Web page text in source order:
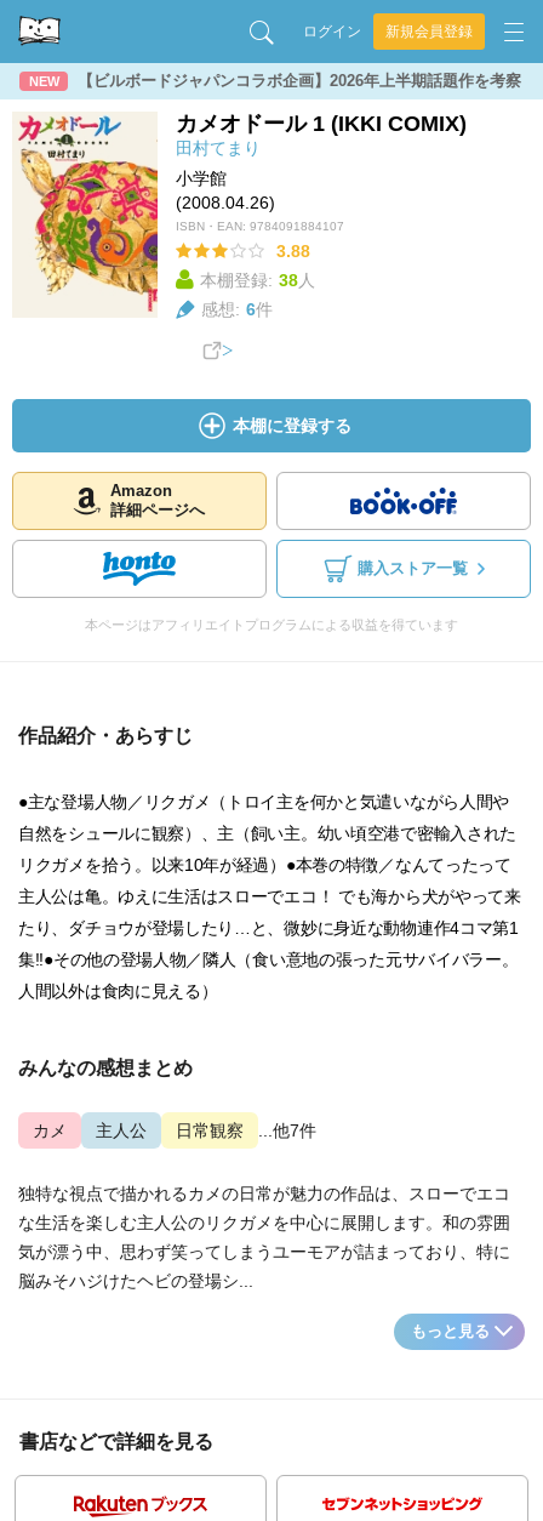
ログイン 新規会員登録
NEW 【ビルボードジャパンコラボ企画】2026年上半期話題作を考察
カメオドール 1 (IKKI COMIX)
田村てまり
小学館
(2008.04.26)
ISBN・EAN: 9784091884107
3.88
本棚登録: 38人
感想: 6件
本棚に登録する
Amazon
詳細ページへ
購入ストア一覧
本ページはアフィリエイトプログラムによる収益を得ています
作品紹介・あらすじ
●主な登場人物／リクガメ（トロイ主を何かと気遣いながら人間や
自然をシュールに観察）、主（飼い主。幼い頃空港で密輸入された
リクガメを拾う。以来10年が経過）●本巻の特徴／なんてったって
主人公は亀。ゆえに生活はスローでエコ！ でも海から犬がやって来
たり、ダチョウが登場したり…と、微妙に身近な動物連作4コマ第1
集!!●その他の登場人物／隣人（食い意地の張った元サバイバラー。
人間以外は食肉に見える）
みんなの感想まとめ
カメ 主人公 日常観察 ...他7件
独特な視点で描かれるカメの日常が魅力の作品は、スローでエコ
な生活を楽しむ主人公のリクガメを中心に展開します。和の雰囲
気が漂う中、思わず笑ってしまうユーモアが詰まっており、特に
脳みそハジけたヘビの登場シ...
もっと見る
書店などで詳細を見る